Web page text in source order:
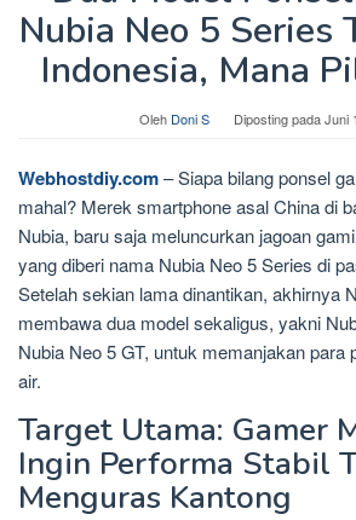
Nubia Neo 5 Series
Indonesia, Mana
Oleh Doni S Diposting padaJuni
Webhostdiy.com– Siapa bilang ponsel
mahal? Merek smartphone asal China di
Nubia, baru saja meluncurkan jagoan
yang diberi nama Nubia Neo 5 Series di
Setelah sekian lama dinantikan, akhirnya
membawa dua model sekaligus, yakni
Nubia Neo 5 GT, untuk memanjakan para
air.
Target Utama: Gamer
Ingin Performa Stabil
Menguras Kantong